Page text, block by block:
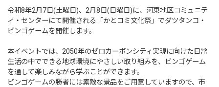
令和8年2月7日(土曜日)、2月8日(日曜日)に、河東地区コミュニテ
ィ・センターにて開催される「かとコミ文化祭」でダツタンコ・
ビンゴゲームを開催します。
本イベントでは、2050年のゼロカーボンシティ実現に向けた日常
生活の中でできる地球環境にやさしい取り組みを、ビンゴゲーム
を通して楽しみながら学ぶことができます。
ビンゴゲームの勝者には素敵な景品をご用意していますので、市